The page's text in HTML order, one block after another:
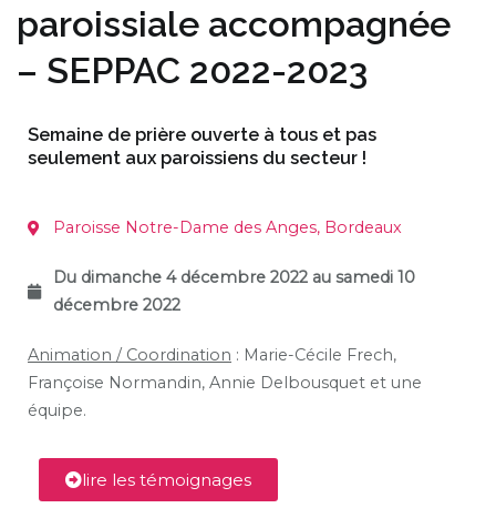
paroissiale accompagnée
– SEPPAC 2022-2023
Semaine de prière ouverte à tous et pas
seulement aux paroissiens du secteur !
Paroisse Notre-Dame des Anges, Bordeaux
Du dimanche 4 décembre 2022 au samedi 10
décembre 2022
Animation / Coordination : Marie-Cécile Frech,
Françoise Normandin, Annie Delbousquet et une
équipe.
lire les témoignages